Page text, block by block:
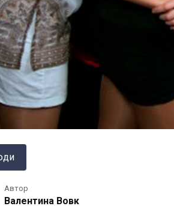
Автор
Валентина Вовк